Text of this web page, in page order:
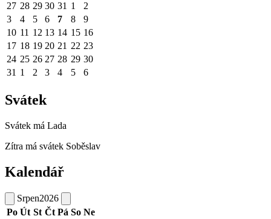
27 28 29 30 31 1
2
3
4 5 6 7 8
9
10 11 12 13 14 15 16
17 18 19 20 21 22 23
24 25 26 27 28 29 30
31 1 2 3 4 5 6
Svátek
Svátek má Lada
Zítra má svátek Soběslav
Kalendář
Srpen2026
Po Út St Čt Pá So Ne